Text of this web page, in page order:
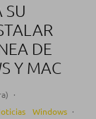
SU
DE
Y MAC
·
Windows ·